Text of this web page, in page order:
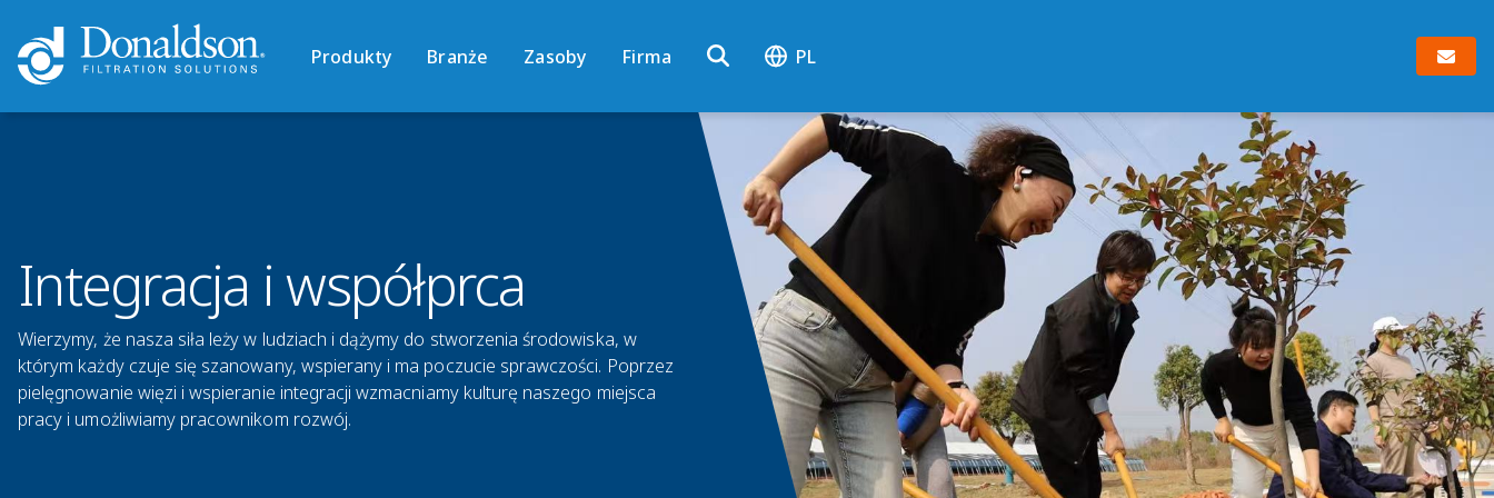
Produkty Branże Zasoby Firma PL
Integracja i współprca
Wierzymy, że nasza siła leży w ludziach i dążymy do stworzenia środowiska, w
którym każdy czuje się szanowany, wspierany i ma poczucie sprawczości. Poprzez
pielęgnowanie więzi i wspieranie integracji wzmacniamy kulturę naszego miejsca
pracy i umożliwiamy pracownikom rozwój.